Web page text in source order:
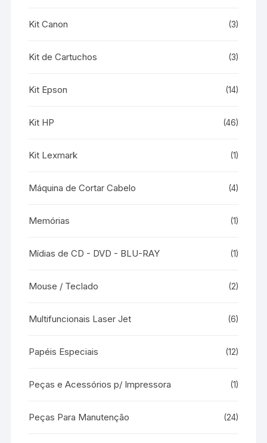
Kit Canon (3)
Kit de Cartuchos (3)
Kit Epson (14)
Kit HP (46)
Kit Lexmark (1)
Máquina de Cortar Cabelo (4)
Memórias (1)
Mídias de CD - DVD - BLU-RAY (1)
Mouse / Teclado (2)
Multifuncionais Laser Jet (6)
Papéis Especiais (12)
Peças e Acessórios p/ Impressora (1)
Peças Para Manutenção (24)